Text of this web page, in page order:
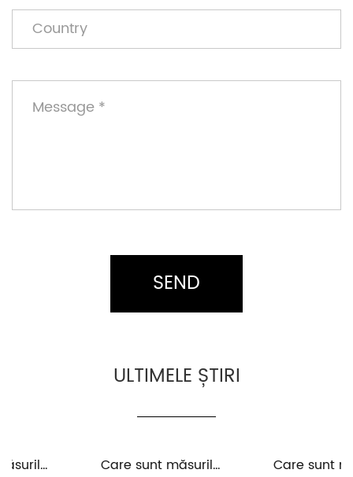
ULTIMELE ȘTIRI
Care sunt măsurile de precauție pentru întreținerea și îngrijirea mulinetelor de filare la distanță în mediul cu apă de mare Care sunt măsurile de precauție pentru întreținerea uneltelor de pescuit și a undițelor de pescuit